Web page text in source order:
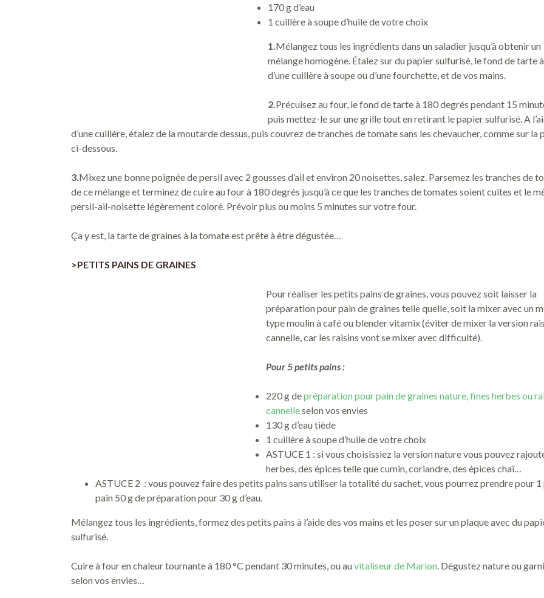
170 g d’eau
1 cuillère à soupe d’huile de votre choix
1.Mélangez tous les ingrédients dans un saladier jusqu’à obtenir un
mélange homogène. Étalez sur du papier sulfurisé, le fond de tarte à
d’une cuillère à soupe ou d’une fourchette, et de vos mains.
2.Précuisez au four, le fond de tarte à 180 degrés pendant 15
puis mettez-le sur une grille tout en retirant le papier sulfurisé. A
d’une cuillère, étalez de la moutarde dessus, puis couvrez de tranches de tomate sans les chevaucher, comme sur la
ci-dessous.
3.Mixez une bonne poignée de persil avec 2 gousses d’ail et environ 20 noisettes, salez. Parsemez les tranches de
de ce mélange et terminez de cuire au four à 180 degrés jusqu’à ce que les tranches de tomates soient cuites et le
persil-ail-noisette légèrement coloré. Prévoir plus ou moins 5 minutes sur votre four.
Ça y est, la tarte de graines à la tomate est prête à être dégustée…
>PETITS PAINS DE GRAINES
Pour réaliser les petits pains de graines, vous pouvez soit laisser la
préparation pour pain de graines telle quelle, soit la mixer avec un
type moulin à café ou blender vitamix (éviter de mixer la version
cannelle, car les raisins vont se mixer avec difficulté).
Pour 5 petits pains :
220 g depréparation pour pain de graines nature, fines herbes ou
cannelleselon vos envies
130 g d’eau tiède
1 cuillère à soupe d’huile de votre choix
ASTUCE 1 : si vous choisissiez la version nature vous pouvez
herbes, des épices telle que cumin, coriandre, des épices chaï…
ASTUCE 2 : vous pouvez faire des petits pains sans utiliser la totalité du sachet, vous pourrez prendre pour
pain 50 g de préparation pour 30 g d’eau.
Mélangez tous les ingrédients, formez des petits pains à l’aide des vos mains et les poser sur un plaque avec du
sulfurisé.
Cuire à four en chaleur tournante à 180 °C pendant 30 minutes, ou auvitaliseur de Marion. Dégustez nature ou
selon vos envies…